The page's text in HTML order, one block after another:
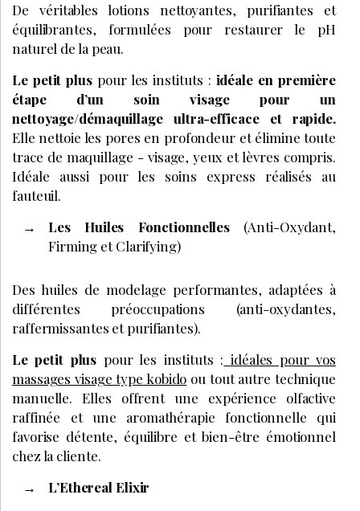
De véritables lotions nettoyantes, purifiantes et
équilibrantes, formulées pour restaurer le pH
naturel de la peau.
Le petit plus pour les instituts : idéale en première
étape d’un soin visage pour un
nettoyage/démaquillage ultra-efficace et rapide.
Elle nettoie les pores en profondeur et élimine toute
trace de maquillage - visage, yeux et lèvres compris.
Idéale aussi pour les soins express réalisés au
fauteuil.
Les Huiles Fonctionnelles (Anti-Oxydant,
Firming et Clarifying)
Des huiles de modelage performantes, adaptées à
différentes préoccupations (anti-oxydantes,
raffermissantes et purifiantes).
Le petit plus pour les instituts : idéales pour vos
massages visage type kobido ou tout autre technique
manuelle. Elles offrent une expérience olfactive
raffinée et une aromathérapie fonctionnelle qui
favorise détente, équilibre et bien-être émotionnel
chez la cliente.
L’Ethereal Elixir